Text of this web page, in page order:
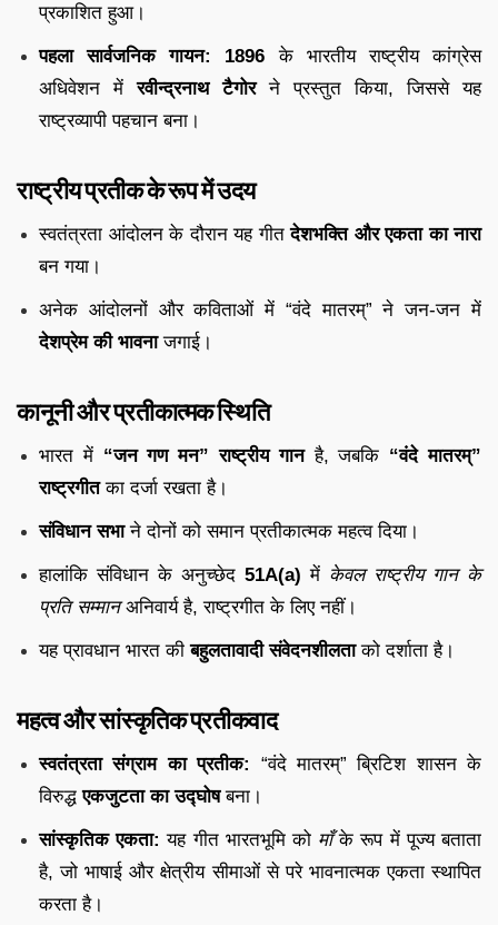
प्रकाशित हुआ।
पहला सार्वजनिक गायन: 1896 के भारतीय राष्ट्रीय कांग्रेस
अधिवेशन मेंरवीन्द्रनाथ टैगोरने प्रस्तुत किया, जिससे यह
राष्ट्रव्यापी पहचान बना।
राष्ट्रीय प्रतीक के रूप में उदय
स्वतंत्रता आंदोलन के दौरान यह गीतदेशभक्ति और एकता का नारा
बन गया।
अनेक आंदोलनों और कविताओं में “वंदे मातरम्” ने जन-जन में
देशप्रेम की भावनाजगाई।
कानूनी और प्रतीकात्मक स्थिति
भारत में “जन गण मन” राष्ट्रीय गानहै, जबकि “वंदे मातरम्”
राष्ट्रगीतका दर्जा रखता है।
संविधान सभाने दोनों को समान प्रतीकात्मक महत्व दिया।
हालांकि संविधान के अनुच्छेद 51A(a) में केवल राष्ट्रीय गान के
प्रति सम्मानअनिवार्य है, राष्ट्रगीत के लिए नहीं।
यह प्रावधान भारत कीबहुलतावादी संवेदनशीलताको दर्शाता है।
महत्व और सांस्कृतिक प्रतीकवाद
स्वतंत्रता संग्राम का प्रतीक:
“वंदे मातरम्” ब्रिटिश शासन के
विरुद्धएकजुटता का उद्घोषबना।
सांस्कृतिक एकता: यह गीत भारतभूमि को माँके रूप में पूज्य बताता
है, जो भाषाई और क्षेत्रीय सीमाओं से परे भावनात्मक एकता स्थापित
करता है।